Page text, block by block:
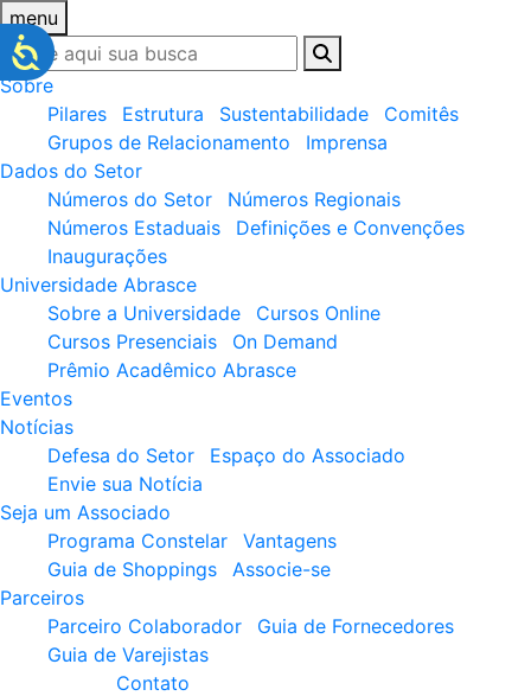
menu
Sobre
Pilares
Estrutura Sustentabilidade
Comitês
Grupos de Relacionamento
Imprensa
Dados do Setor
Números do Setor
Números Regionais
Números Estaduais
Definições e Convenções
Inaugurações
Universidade Abrasce
Sobre a Universidade
Cursos Online
Cursos Presenciais
On Demand
Prêmio Acadêmico Abrasce
Eventos
Notícias
Defesa do Setor
Espaço do Associado
Envie sua Notícia
Seja um Associado
Programa Constelar
Vantagens
Guia de Shoppings
Associe-se
Parceiros
Parceiro Colaborador
Guia de Fornecedores
Guia de Varejistas
Contato